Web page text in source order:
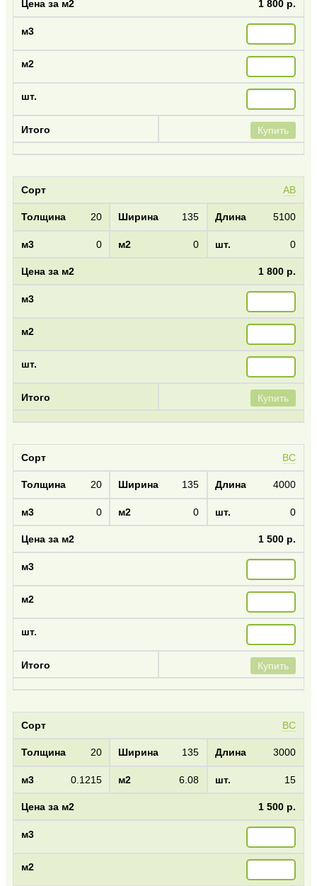
1 800 р.
Купить
AB
20 135 5100
0 0 0
1 800 р.
Купить
BC
20 135 4000
0 0 0
1 500 р.
Купить
BC
20 135 3000
0.1215 6.08 15
1 500 р.